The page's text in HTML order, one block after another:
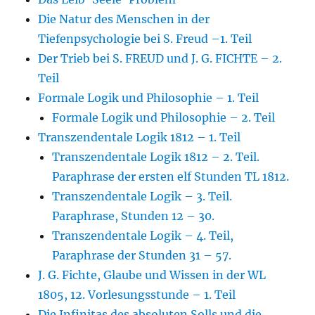
Die Natur des Menschen in der
Tiefenpsychologie bei S. Freud –1. Teil
Der Trieb bei S. FREUD und J. G. FICHTE – 2.
Teil
Formale Logik und Philosophie – 1. Teil
Formale Logik und Philosophie – 2. Teil
Transzendentale Logik 1812 – 1. Teil
Transzendentale Logik 1812 – 2. Teil.
Paraphrase der ersten elf Stunden TL 1812.
Transzendentale Logik – 3. Teil.
Paraphrase, Stunden 12 – 30.
Transzendentale Logik – 4. Teil,
Paraphrase der Stunden 31 – 57.
J. G. Fichte, Glaube und Wissen in der WL
1805, 12. Vorlesungsstunde – 1. Teil